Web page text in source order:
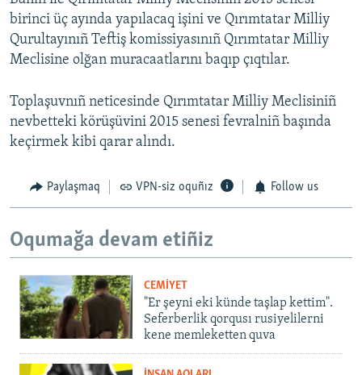
birinci üç ayında yapılacaq işini ve Qırımtatar Milliy
Qurultayınıñ Teftiş komissiyasınıñ Qırımtatar Milliy
Meclisine olğan muracaatlarını baqıp çıqtılar.
Toplaşuvnıñ neticesinde Qırımtatar Milliy Meclisiniñ
nevbetteki körüşüvini 2015 senesi fevralniñ başında
keçirmek kibi qarar alındı.
Paylaşmaq VPN-siz oquñız Follow us
Oqumağa devam etiñiz
CEMİYET
"Er şeyni eki künde taşlap kettim".
Seferberlik qorqusı rusiyelilerni
kene memleketten quva